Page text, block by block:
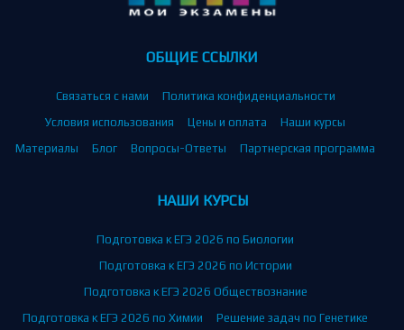
ОБЩИЕ ССЫЛКИ
Связаться с нами
Политика конфиденциальности
Условия использования
Цены и оплата
Наши курсы
Материалы
Блог Вопросы-Ответы Партнерская программа
НАШИ КУРСЫ
Подготовка к ЕГЭ 2026 по Биологии
Подготовка к ЕГЭ 2026 по Истории
Подготовка к ЕГЭ 2026 Обществознание
Подготовка к ЕГЭ 2026 по Химии
Решение задач по Генетике